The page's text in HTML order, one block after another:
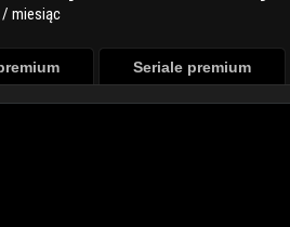
/ miesiąc
Seriale premium